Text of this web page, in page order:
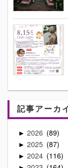
記事アーカ
► 2026 89
► 2025 87
► 2024 116